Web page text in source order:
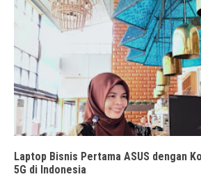
Laptop Bisnis Pertama ASUS dengan
5G di Indonesia